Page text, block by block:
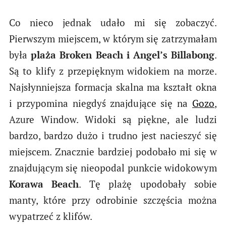
Co nieco jednak udało mi się zobaczyć.
Pierwszym miejscem, w którym się zatrzymałam
byłaplaża Broken Beach i Angel’s Billabong.
Są to klify z przepięknym widokiem na morze.
Najsłynniejsza formacja skalna ma kształt okna
i przypomina niegdyś znajdujące się na Gozo,
Azure Window. Widoki są piękne, ale ludzi
bardzo, bardzo dużo i trudno jest nacieszyć się
miejscem. Znacznie bardziej podobało mi się w
znajdującym się nieopodal punkcie widokowym
Korawa Beach. Tę plażę upodobały sobie
manty, które przy odrobinie szczęścia można
wypatrzeć z klifów.